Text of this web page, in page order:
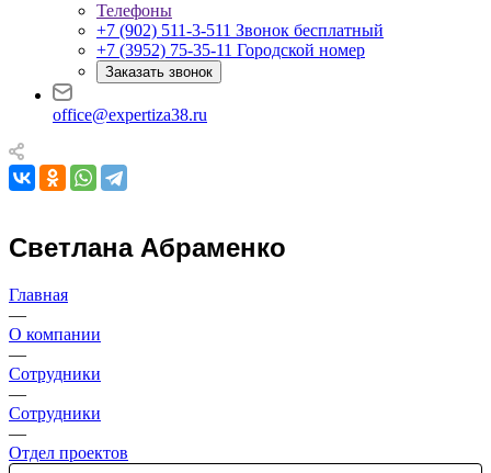
Телефоны
+7 (902) 511-3-511 Звонок бесплатный
+7 (3952) 75-35-11 Городской номер
Заказать звонок
office@expertiza38.ru
Светлана Абраменко
Главная
—
О компании
—
Сотрудники
—
Сотрудники
—
Отдел проектов